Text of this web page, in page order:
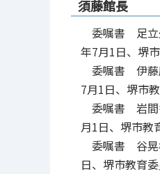
須藤館長
委嘱書 足立
年7月1日、堺
委嘱書 伊藤
7月1日、堺市
委嘱書 岩間
月1日、堺市教
委嘱書 谷晃
日、堺市教育